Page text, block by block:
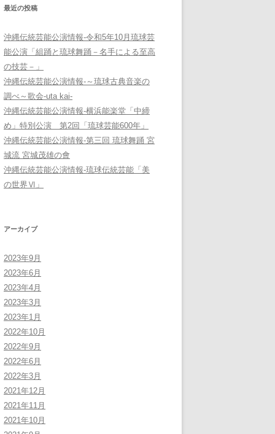
最近の投稿
沖縄伝統芸能公演情報-令和5年10月琉球芸
能公演「組踊と琉球舞踊－名手による至高
の技芸－」
沖縄伝統芸能公演情報-～琉球古典音楽の
調べ～歌会-uta kai-
沖縄伝統芸能公演情報-横浜能楽堂「中締
め」特別公演 第2回「琉球芸能600年」
沖縄伝統芸能公演情報-第三回 琉球舞踊 宮
城流 宮城茂雄の會
沖縄伝統芸能公演情報-琉球伝統芸能「美
の世界Ⅵ」
アーカイブ
2023年9月
2023年6月
2023年4月
2023年3月
2023年1月
2022年10月
2022年9月
2022年6月
2022年3月
2021年12月
2021年11月
2021年10月